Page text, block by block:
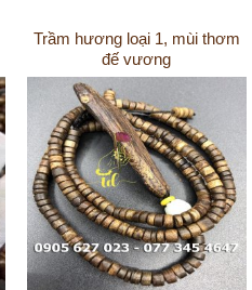
Trầm hương loại 1, mùi thơm
đế vương